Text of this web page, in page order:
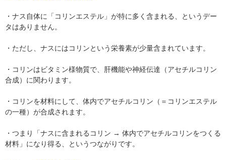
・ナス自体に「コリンエステル」が特に多く含まれる、というデー
タはありません。
・ただし、ナスにはコリンという栄養素が少量含まれています。
・コリンはビタミン様物質で、肝機能や神経伝達（アセチルコリン
合成）に関わります。
・コリンを材料にして、体内でアセチルコリン（＝コリンエステル
の一種）が合成されます。
・つまり「ナスに含まれるコリン → 体内でアセチルコリンをつくる
材料」になり得る、というつながりです。